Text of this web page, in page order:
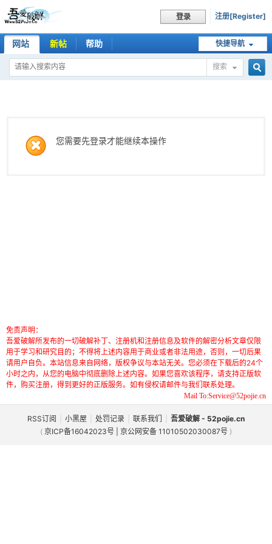
登录 注册[Register]
快捷导航
网站 新帖 帮助
搜索
您需要先登录才能继续本操作
免责声明：
吾爱破解所发布的一切破解补丁、注册机和注册信息及软件的解密分析文章仅限
用于学习和研究目的；不得将上述内容用于商业或者非法用途，否则，一切后果
请用户自负。本站信息来自网络，版权争议与本站无关。您必须在下载后的24个
小时之内，从您的电脑中彻底删除上述内容。如果您喜欢该程序，请支持正版软
件，购买注册，得到更好的正版服务。如有侵权请邮件与我们联系处理。
Mail To:Service@52pojie.cn
RSS订阅 小黑屋 处罚记录 联系我们
吾爱破解 - 52pojie.cn
( 京ICP备16042023号 | 京公网安备 11010502030087号 )